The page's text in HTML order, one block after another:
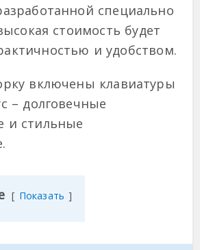
специально
стоимость будет
и удобством.
включены клавиатуры
– долговечные
и стильные
Показать